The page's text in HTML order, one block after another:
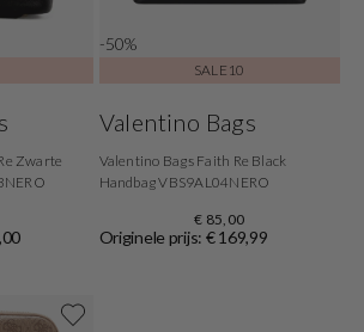
Zwarte
-50%
SALE10
Valentino Bags
Valentino Bags Faith Re Black
Handbag VBS9AL04NERO
€ 85,00
Originele prijs: € 169,99